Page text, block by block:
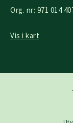
Org. nr: 971 014
Vis i kart